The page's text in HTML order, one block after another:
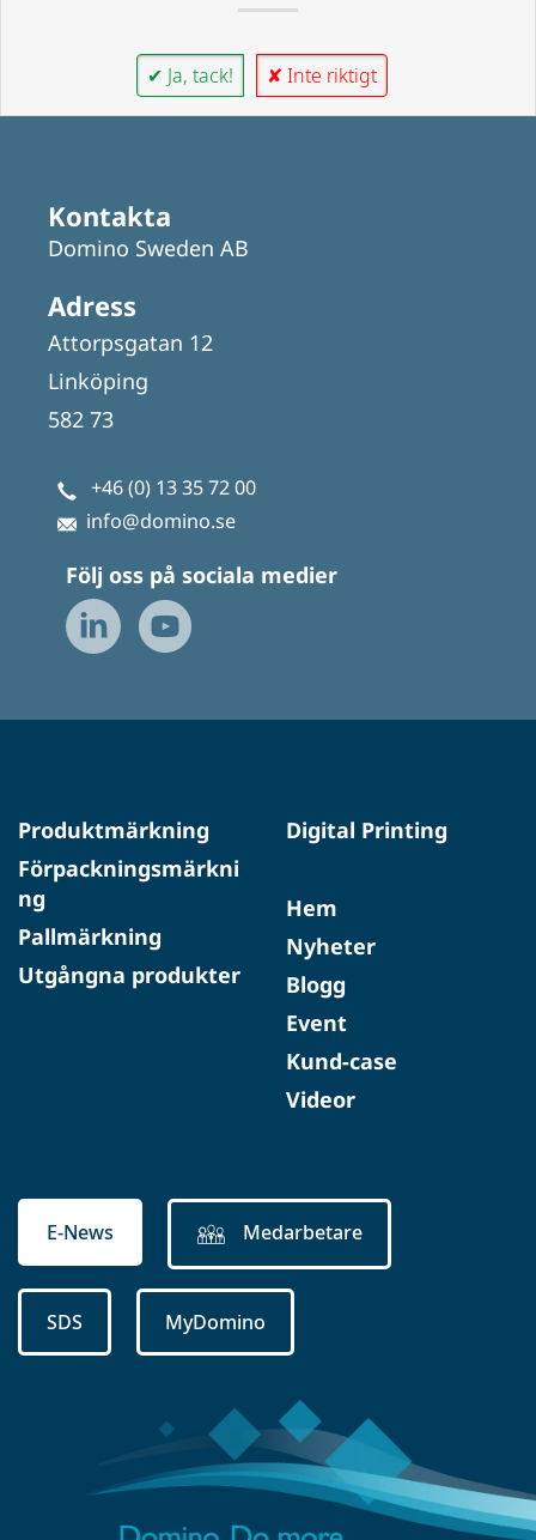
✔ Ja, tack! ✘ Inte riktigt
Kontakta
Domino Sweden AB
Adress
Attorpsgatan 12
Linköping
582 73
+46 (0) 13 35 72 00
info@domino.se
Följ oss på sociala medier
Produktmärkning
Förpackningsmärkni
ng
Pallmärkning
Utgångna produkter
Digital Printing
Hem
Nyheter
Blogg
Event
Kund-case
Videor
E-News Medarbetare
SDS MyDomino